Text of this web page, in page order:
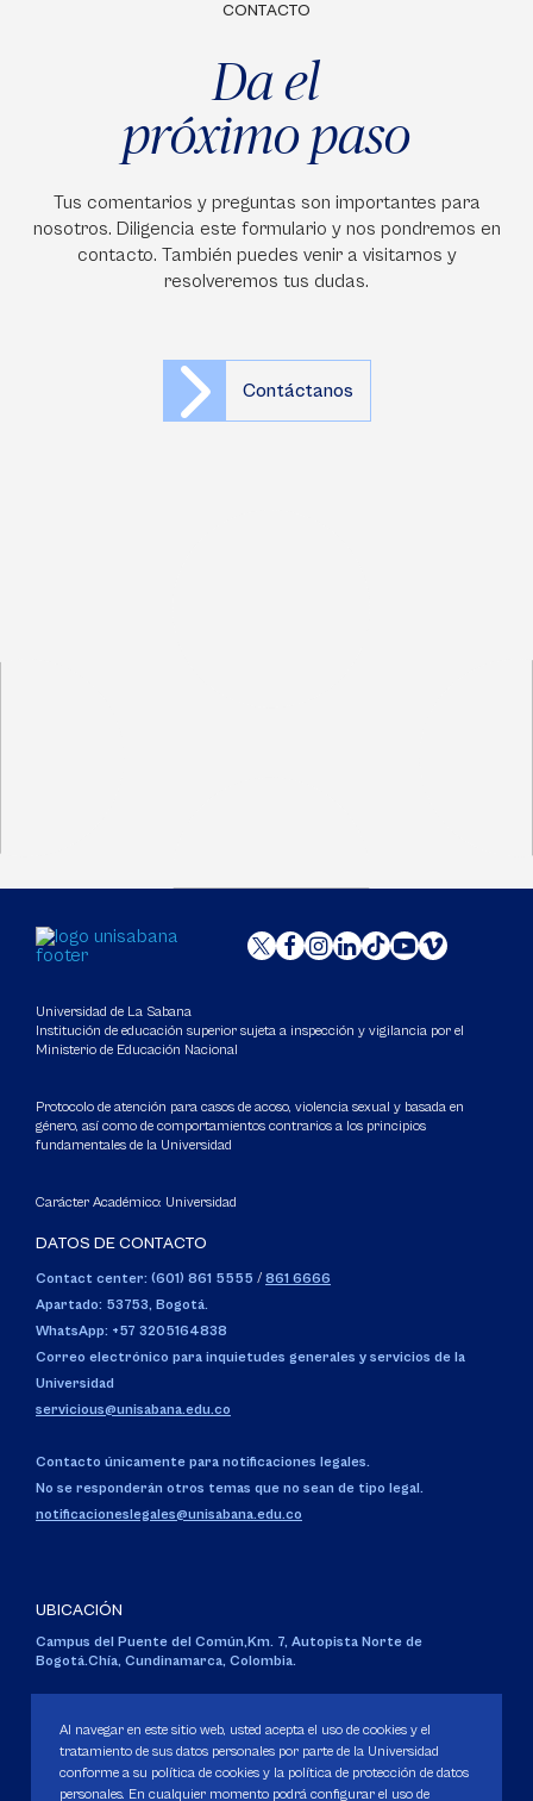
CONTACTO
Da el
próximo paso
Tus comentarios y preguntas son importantes para
nosotros. Diligencia este formulario y nos pondremos en
contacto. También puedes venir a visitarnos y
resolveremos tus dudas.
Contáctanos
Universidad de La Sabana
Institución de educación superior sujeta a inspección y vigilancia por el
Ministerio de Educación Nacional
Protocolo de atención para casos de acoso, violencia sexual y basada en
género, así como de comportamientos contrarios a los principios
fundamentales de la Universidad
Carácter Académico: Universidad
DATOS DE CONTACTO
Contact center: (601) 861 5555 / 861 6666
Apartado: 53753, Bogotá.
WhatsApp: +57 3205164838
Correo electrónico para inquietudes generales y servicios de la
Universidad
servicious@unisabana.edu.co
Contacto únicamente para notificaciones legales.
No se responderán otros temas que no sean de tipo legal.
notificacioneslegales@unisabana.edu.co
UBICACIÓN
Campus del Puente del Común,Km. 7, Autopista Norte de
Bogotá.Chía, Cundinamarca, Colombia.
Personería Jurídica:Resolución 130 del 14 de enero de 1980.
Ministerio de Educación Nacional.
Al navegar en este sitio web, usted acepta el uso de cookies y el
tratamiento de sus datos personales por parte de la Universidad
conforme a su política de cookies y la política de protección de datos
personales. En cualquier momento podrá configurar el uso de